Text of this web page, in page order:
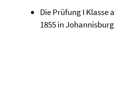
Die Prüfung I Klasse
1855 in